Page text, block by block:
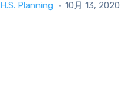
H.S. Planning 10月 13, 2020